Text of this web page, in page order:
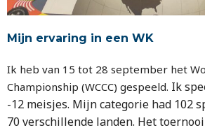
Mijn ervaring in een WK
Ik heb van 15 tot 28 september het
Championship (WCCC) gespeeld. Ik
-12 meisjes. Mijn categorie had 102
70 verschillende landen. Het